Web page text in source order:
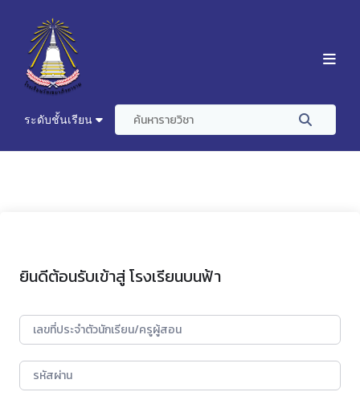
ระดับชั้นเรียน
ยินดีต้อนรับเข้าสู่ โรงเรียนบนฟ้า